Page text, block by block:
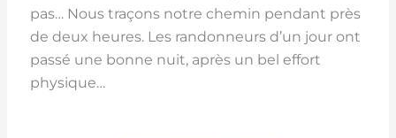
pas… Nous traçons notre chemin pendant près
de deux heures. Les randonneurs d’un jour ont
passé une bonne nuit, après un bel effort
physique…